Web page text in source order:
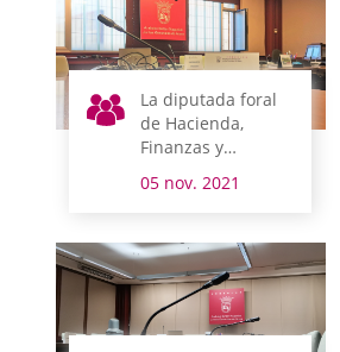
La diputada foral
de Hacienda,
Finanzas y
presidente del
Cuentas
comparecen el
lunes en comisión
05 nov. 2021